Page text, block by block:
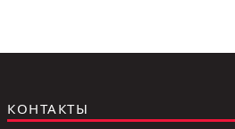
КОНТАКТЫ